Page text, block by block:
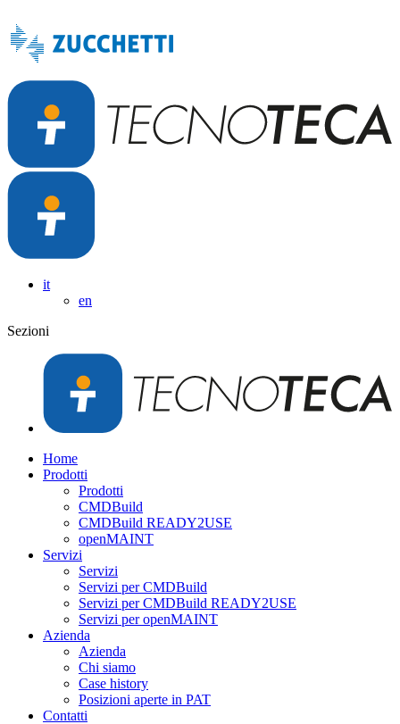
it
en
Sezioni
Home
Prodotti
Prodotti
CMDBuild
CMDBuild READY2USE
openMAINT
Servizi
Servizi
Servizi per CMDBuild
Servizi per CMDBuild READY2USE
Servizi per openMAINT
Azienda
Azienda
Chi siamo
Case history
Posizioni aperte in PAT
Contatti